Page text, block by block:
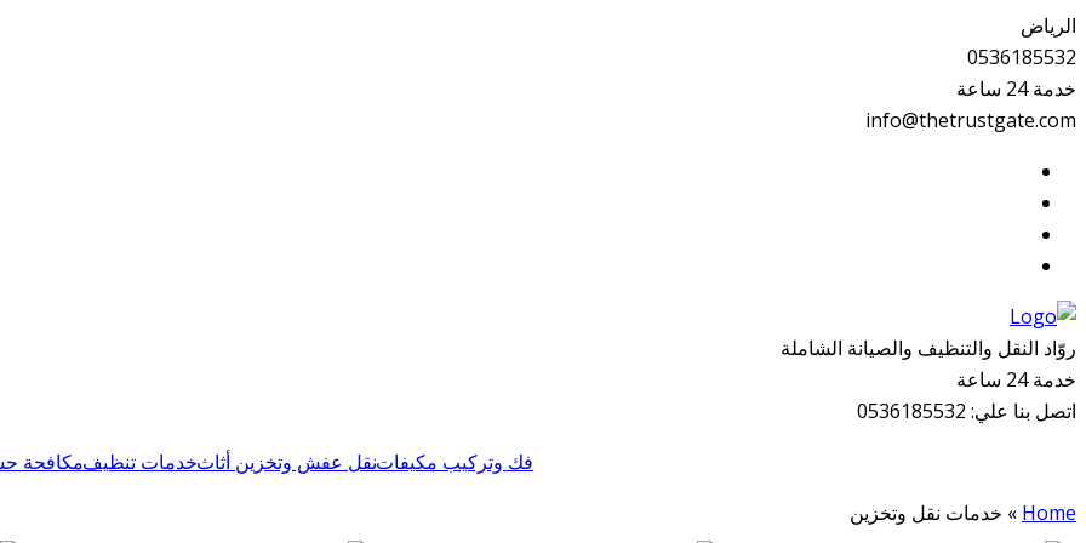
الرياض
0536185532
خدمة 24 ساعة
info@thetrustgate.com
روّاد النقل والتنظيف والصيانة الشاملة
خدمة 24 ساعة
اتصل بنا علي: 0536185532
فك وتركيب مكيفاتنقل عفش وتخزين أثاثخدمات تنظيفمكافحة
Home
» خدمات نقل وتخزين